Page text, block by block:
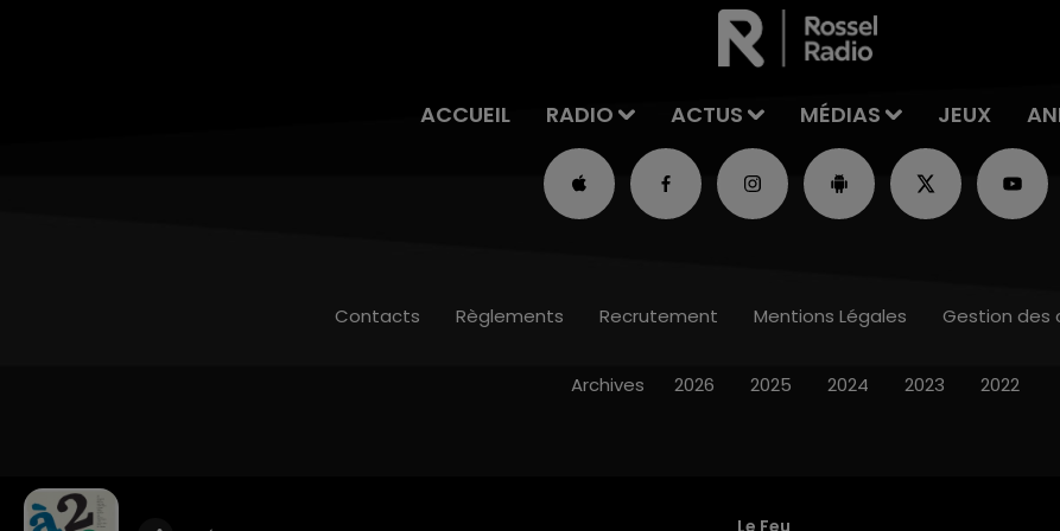
ACCUEIL RADIO ACTUS MÉDIAS JEUX
Le Feu
Contacts Règlements Recrutement Mentions Légales Gestion des
Archives 2026 2025 2024 2023 2022